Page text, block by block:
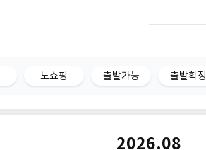
노쇼핑 출발가능 출발확정
2026.08